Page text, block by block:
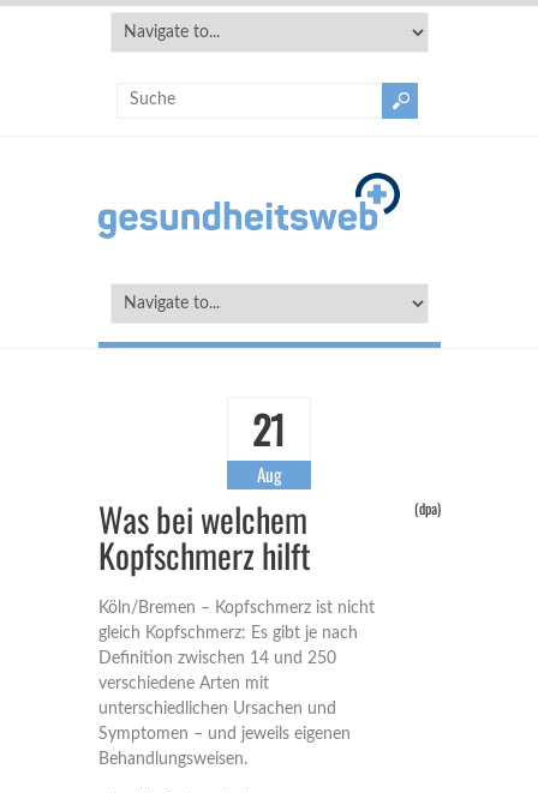
21
Aug
Was bei welchem
Kopfschmerz hilft
(dpa)
Köln/Bremen – Kopfschmerz ist nicht
gleich Kopfschmerz: Es gibt je nach
Definition zwischen 14 und 250
verschiedene Arten mit
unterschiedlichen Ursachen und
Symptomen – und jeweils eigenen
Behandlungsweisen.